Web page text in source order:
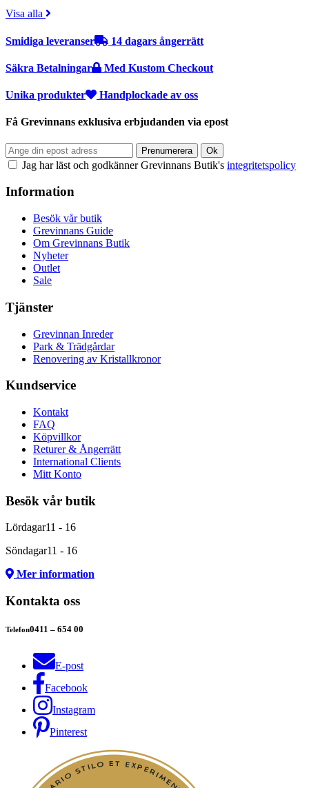
Visa alla
Smidiga leveranser 14 dagars ångerrätt
Säkra Betalningar Med Kustom Checkout
Unika produkter Handplockade av oss
Få Grevinnans exklusiva erbjudanden via epost
Jag har läst och godkänner Grevinnans Butik's integritetspolicy
Information
Besök vår butik
Grevinnans Guide
Om Grevinnans Butik
Nyheter
Outlet
Sale
Tjänster
Grevinnan Inreder
Park & Trädgårdar
Renovering av Kristallkronor
Kundservice
Kontakt
FAQ
Köpvillkor
Returer & Ångerrätt
International Clients
Mitt Konto
Besök vår butik
Lördagar11 - 16
Söndagar11 - 16
Mer information
Kontakta oss
Telefon0411 – 654 00
E-post
Facebook
Instagram
Pinterest